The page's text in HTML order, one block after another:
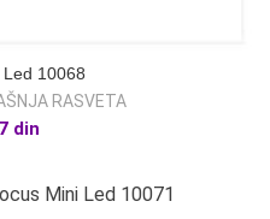
10068
RASVETA
din